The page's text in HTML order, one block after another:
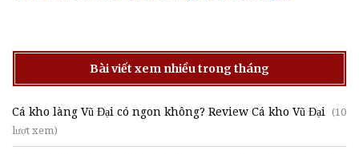
Bài viết xem nhiều trong tháng
Cá kho làng Vũ Đại có ngon không? Review Cá kho Vũ Đại (10
lượt xem)